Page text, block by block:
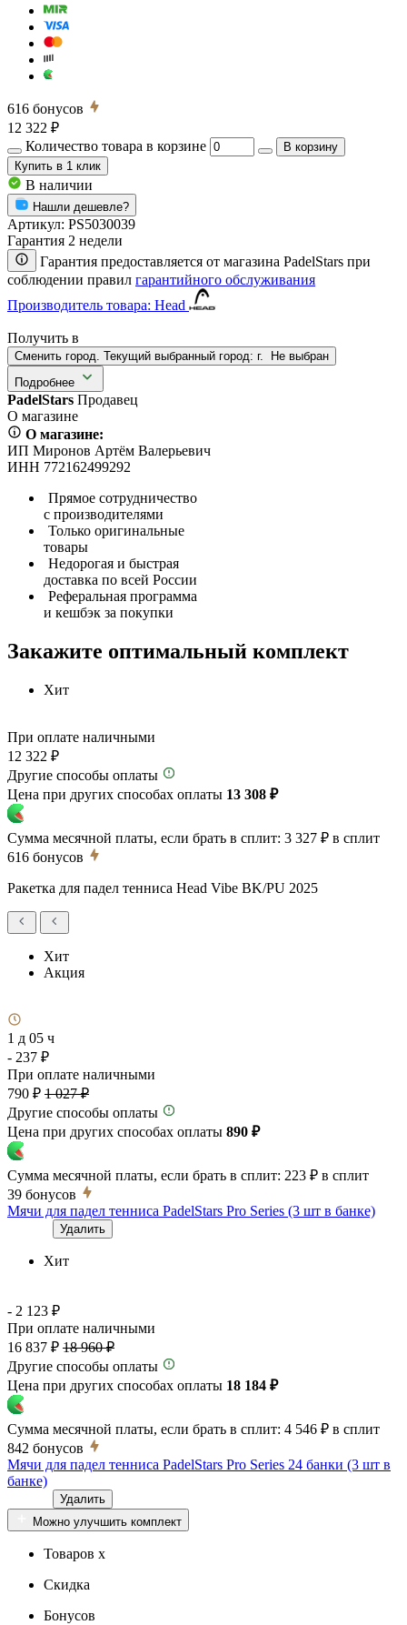
616 бонусов
12 322 ₽
Количество товара в корзине
В корзину
Купить в 1 клик
В наличии
Нашли дешевле?
Артикул: PS5030039
Гарантия 2 недели
Гарантия предоставляется от магазина PadelStars при
соблюдении правил гарантийного обслуживания
Производитель товара: Head
Получить в
Сменить город. Текущий выбранный город: г.
Не выбран
Подробнее
PadelStars Продавец
О магазине
О магазине:
ИП Миронов Артём Валерьевич
ИНН 772162499292
Прямое сотрудничество
с производителями
Только оригинальные
товары
Недорогая и быстрая
доставка по всей России
Реферальная программа
и кешбэк за покупки
Закажите оптимальный комплект
Хит
При оплате наличными
12 322 ₽
Другие способы оплаты
Цена при других способах оплаты 13 308 ₽
Сумма месячной платы, если брать в сплит: 3 327 ₽ в сплит
616 бонусов
Ракетка для падел тенниса Head Vibe BK/PU 2025
Хит
Акция
1 д 05 ч
- 237 ₽
При оплате наличными
790 ₽ 1 027 ₽
Другие способы оплаты
Цена при других способах оплаты 890 ₽
Сумма месячной платы, если брать в сплит: 223 ₽ в сплит
39 бонусов
Мячи для падел тенниса PadelStars Pro Series (3 шт в банке)
Удалить
Хит
- 2 123 ₽
При оплате наличными
16 837 ₽ 18 960 ₽
Другие способы оплаты
Цена при других способах оплаты 18 184 ₽
Сумма месячной платы, если брать в сплит: 4 546 ₽ в сплит
842 бонусов
Мячи для падел тенниса PadelStars Pro Series 24 банки (3 шт в
банке)
Удалить
Можно улучшить комплект
Товаров x
Скидка
Бонусов